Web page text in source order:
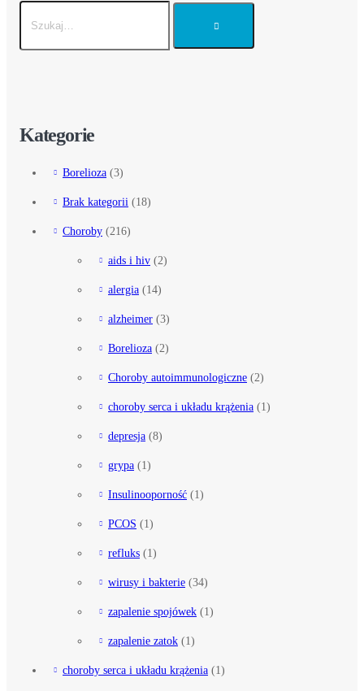
Kategorie
Borelioza (3)
Brak kategorii (18)
Choroby (216)
aids i hiv (2)
alergia (14)
alzheimer (3)
Borelioza (2)
Choroby autoimmunologiczne (2)
choroby serca i układu krążenia (1)
depresja (8)
grypa (1)
Insulinooporność (1)
PCOS (1)
refluks (1)
wirusy i bakterie (34)
zapalenie spojówek (1)
zapalenie zatok (1)
choroby serca i układu krążenia (1)